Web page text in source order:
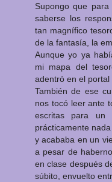
Supongo que
saberse los
tan magnífico
de la fantasía, la
Aunque yo ya
mi mapa del
adentró en el portal
También de ese
nos tocó leer ante
escritas para un
prácticamente
y acababa en un
a pesar de
en clase después
súbito, envuelto